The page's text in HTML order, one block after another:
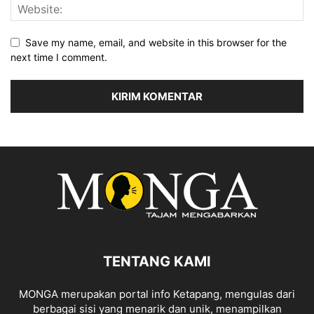
Save my name, email, and website in this browser for the
next time I comment.
TENTANG KAMI
MONGA merupakan portal info Ketapang, mengulas dari
berbagai sisi yang menarik dan unik, menampilkan